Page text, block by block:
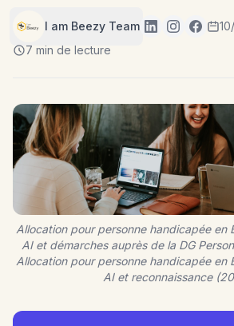
I am Beezy Team
7 min de lecture
Allocation pour personne handicapée en
AI et démarches auprès de la DG
Allocation pour personne handicapée en
AI et reconnaissance